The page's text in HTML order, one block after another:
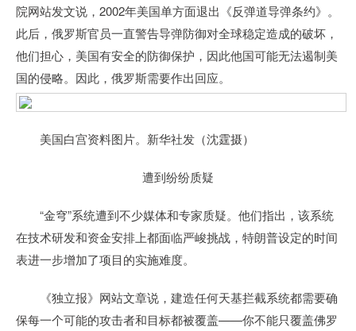
院网站发文说，2002年美国单方面退出《反弹道导弹条约》。
此后，俄罗斯官员一直警告导弹防御对全球稳定造成的破坏，
他们担心，美国有安全的防御保护，因此他国可能无法遏制美
国的侵略。因此，俄罗斯需要作出回应。
美国白宫资料图片。新华社发（沈霆摄）
遭到纷纷质疑
“金穹”系统遭到不少媒体和专家质疑。他们指出，该系统
在技术研发和资金安排上都面临严峻挑战，特朗普设定的时间
表进一步增加了项目的实施难度。
《独立报》网站文章说，建造任何天基拦截系统都需要确
保每一个可能的攻击者和目标都被覆盖——你不能只覆盖佛罗